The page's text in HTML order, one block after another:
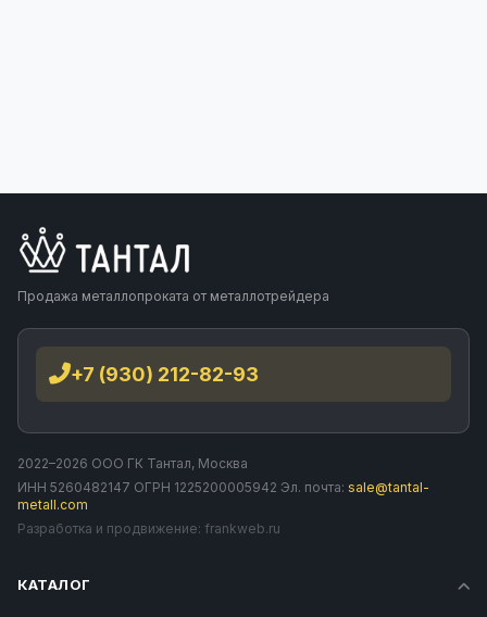
Продажа металлопроката от металлотрейдера
+7 (930) 212-82-93
2022–2026 ООО ГК Тантал, Москва
ИНН 5260482147 ОГРН 1225200005942 Эл. почта: sale@tantal-
metall.com
Разработка и продвижение: frankweb.ru
КАТАЛОГ